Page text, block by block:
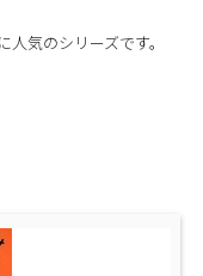
気のシリーズです。